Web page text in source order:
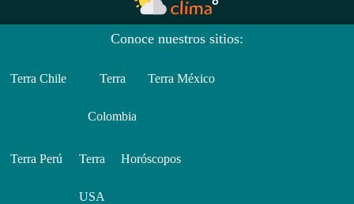
Conoce nuestros sitios:
Terra Chile Terra
Colombia
Terra México
Terra Perú Terra
USA
Horóscopos